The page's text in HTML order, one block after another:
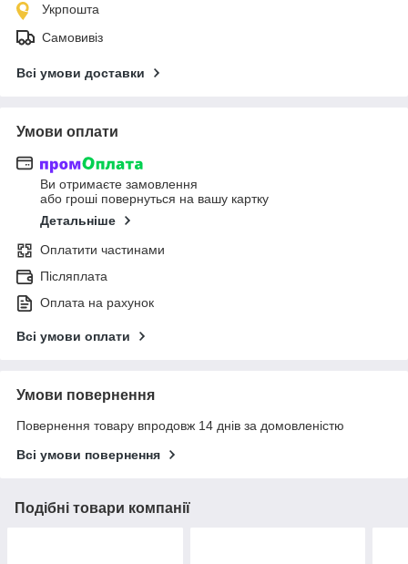
Укрпошта
Самовивіз
Всі умови доставки
Умови оплати
Ви отримаєте замовлення
або гроші повернуться на вашу картку
Детальніше
Оплатити частинами
Післяплата
Оплата на рахунок
Всі умови оплати
Умови повернення
Повернення товару впродовж 14 днів за домовленістю
Всі умови повернення
Подібні товари компанії